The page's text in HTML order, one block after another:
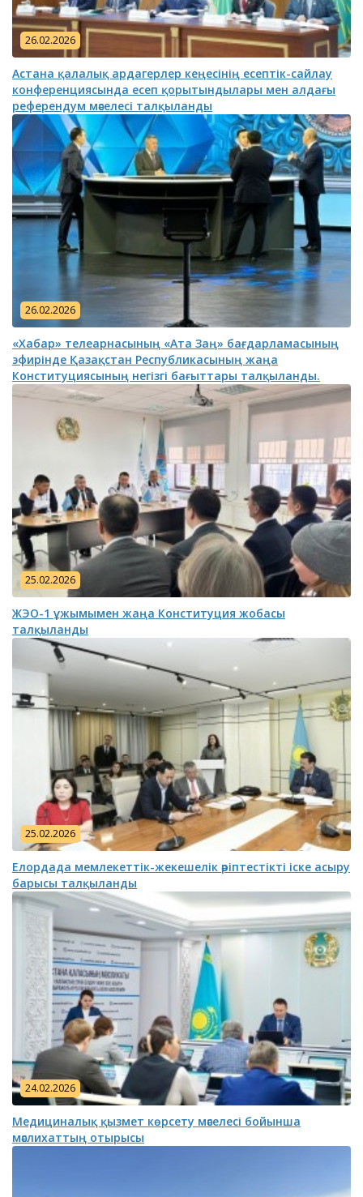
26.02.2026
Астана қалалық ардагерлер кеңесінің есептік-сайлау
конференциясында есеп қорытындылары мен алдағы
референдум мәселесі талқыланды
26.02.2026
«Хабар» телеарнасының «Ата Заң» бағдарламасының
эфирінде Қазақстан Республикасының жаңа
Конституциясының негізгі бағыттары талқыланды.
25.02.2026
ЖЭО-1 ұжымымен жаңа Конституция жобасы
талқыланды
25.02.2026
Елордада мемлекеттік-жекешелік әріптестікті іске асыру
барысы талқыланды
24.02.2026
Медициналық қызмет көрсету мәселесі бойынша
мәслихаттың отырысы